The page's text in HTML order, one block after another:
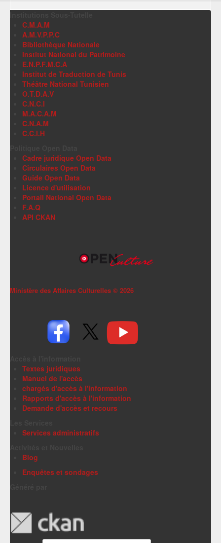
C.M.A.M
A.M.V.P.P.C
Bibliothèque Nationale
Institut National du Patrimoine
E.N.P.F.M.C.A
Institut de Traduction de Tunis
Théâtre National Tunisien
O.T.D.A.V
C.N.C.I
M.A.C.A.M
C.N.A.M
C.C.I.H
Cadre juridique Open Data
Circulaires Open Data
Guide Open Data
Licence d'utilisation
Portail National Open Data
F.A.Q
API CKAN
Ministère des Affaires Culturelles © 2026
Textes juridiques
Manuel de l'accès
chargés d'accès à l'information
Rapports d'accès à l'information
Demande d'accès et recours
Services administratifs
Blog
Enquêtes et sondages